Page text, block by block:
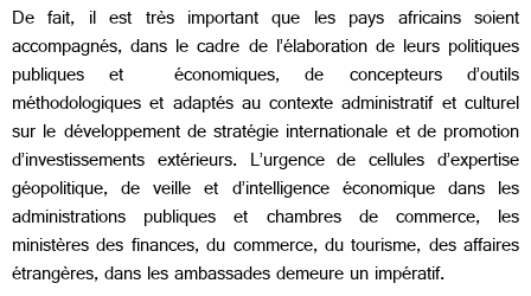
De fait, il est très important que les pays africains soient
accompagnés, dans le cadre de l’élaboration de leurs politiques
publiques et économiques, de concepteurs d’outils
méthodologiques et adaptés au contexte administratif et culturel
sur le développement de stratégie internationale et de promotion
d’investissements extérieurs. L’urgence de cellules d’expertise
géopolitique, de veille et d’intelligence économique dans les
administrations publiques et chambres de commerce, les
ministères des finances, du commerce, du tourisme, des affaires
étrangères, dans les ambassades demeure un impératif.